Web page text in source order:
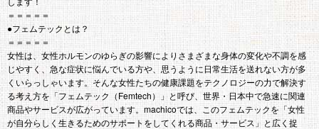
＝＝＝＝＝
●フェムテックとは？
＝＝＝＝＝
女性は、女性ホルモンのゆらぎの影響によりさまざまな身体の変化や不調を感
じやすく、急な症状に悩んでいる方や、思うように日常生活を送れない方が多
くいらっしゃいます。そんな女性たちの健康課題をテクノロジーの力で解決す
る考え方を「フェムテック（Femtech）」と呼び、世界・日本中で急速に関連
商品やサービスが広がっています。machicoでは、このフェムテックを「女性
が自分らしく生きるためのサポートをしてくれる商品・サービス」と広く捉